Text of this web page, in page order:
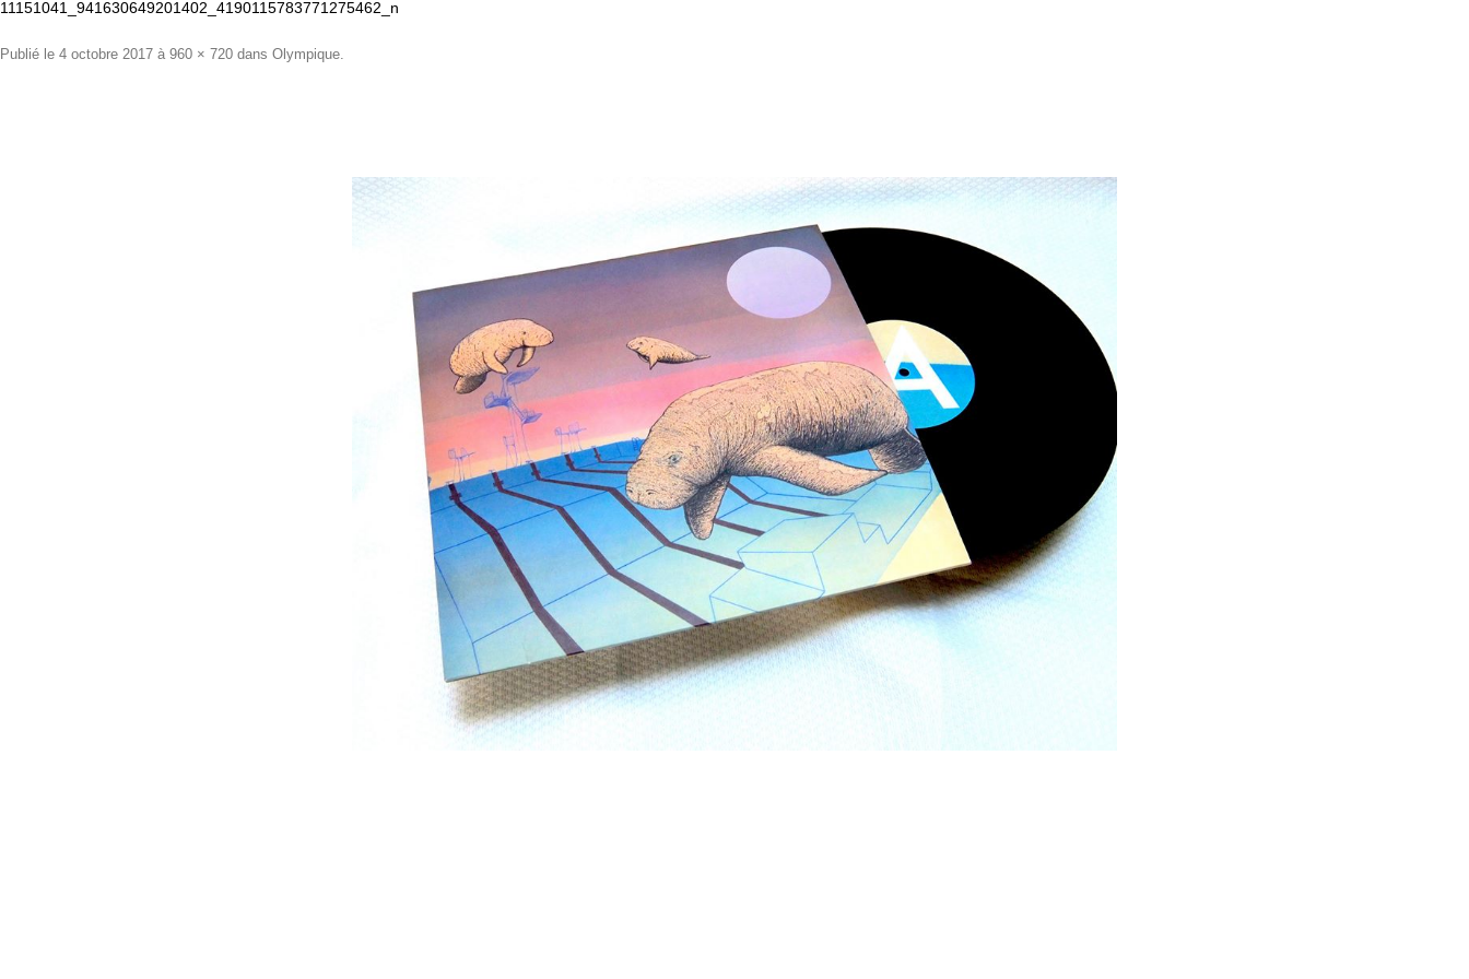
11151041_941630649201402_4190115783771275462_n
Publié le 4 octobre 2017 à 960 × 720 dans Olympique.